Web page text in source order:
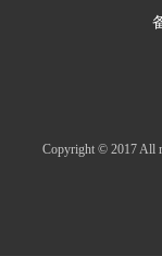
Copyright © 2017